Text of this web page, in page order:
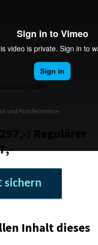
und Kundenmenue
sichern
Inhalt dieses